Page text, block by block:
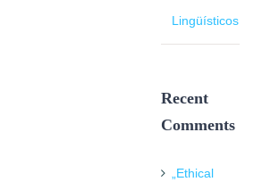
Lingüísticos
Recent
Comments
„Ethical